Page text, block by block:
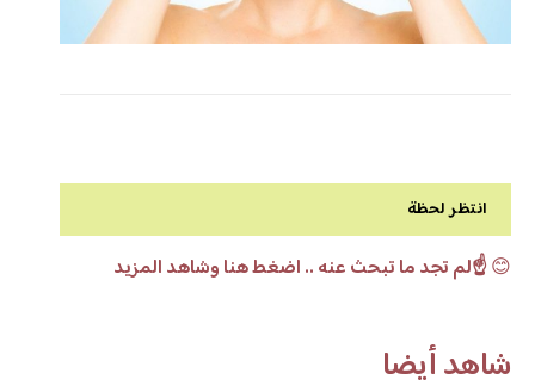
انتظر لحظة
😊☝️لم تجد ما تبحث عنه .. اضغط هنا وشاهد المزيد
شاهد أيضا